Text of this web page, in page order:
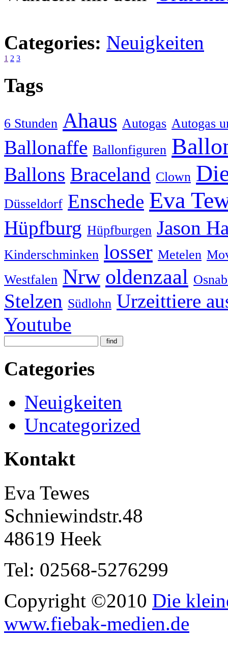
Categories: Neuigkeiten
1 2 3
Tags
6 Stunden Ahaus Autogas Autogas
Ballonaffe Ballonfiguren
Ballons Braceland Clown
Düsseldorf Enschede Eva
Hüpfburg Hüpfburgen Jason
Kinderschminken losser Metelen
Westfalen Nrw oldenzaal
Stelzen Südlohn Urzeittiere
Youtube
Categories
Neuigkeiten
Uncategorized
Kontakt
Eva Tewes
Schniewindstr.48
48619 Heek
Tel: 02568-5276299
Copyright ©2010 Die
www.fiebak-medien.de